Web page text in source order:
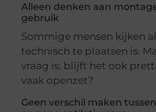
Alleen denken aan
gebruik
Sommige mensen kijken
technisch te plaatsen is.
vraag is: blijft het ook
vaak openzet?
Geen verschil maken